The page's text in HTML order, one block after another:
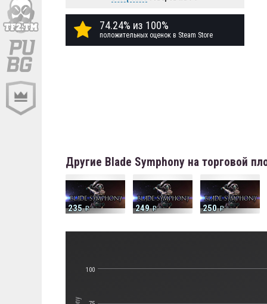
74.24% из 100%
положительных оценок в Steam Store
Другие Blade Symphony на торговой
235 249 250
100